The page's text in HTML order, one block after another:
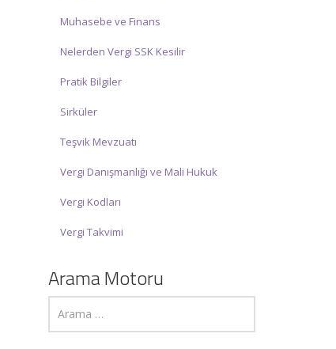
Muhasebe ve Finans
Nelerden Vergi SSK Kesilir
Pratik Bilgiler
Sirküler
Teşvik Mevzuatı
Vergi Danışmanlığı ve Mali Hukuk
Vergi Kodları
Vergi Takvimi
Arama Motoru